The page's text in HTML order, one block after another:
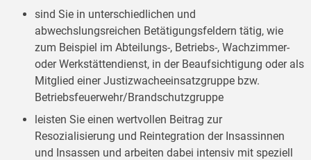
sind Sie in unterschiedlichen und
abwechslungsreichen Betätigungsfeldern tätig, wie
zum Beispiel im Abteilungs-, Betriebs-, Wachzimmer-
oder Werkstättendienst, in der Beaufsichtigung oder als
Mitglied einer Justizwacheeinsatzgruppe bzw.
Betriebsfeuerwehr/Brandschutzgruppe
leisten Sie einen wertvollen Beitrag zur
Resozialisierung und Reintegration der Insassinnen
und Insassen und arbeiten dabei intensiv mit speziell